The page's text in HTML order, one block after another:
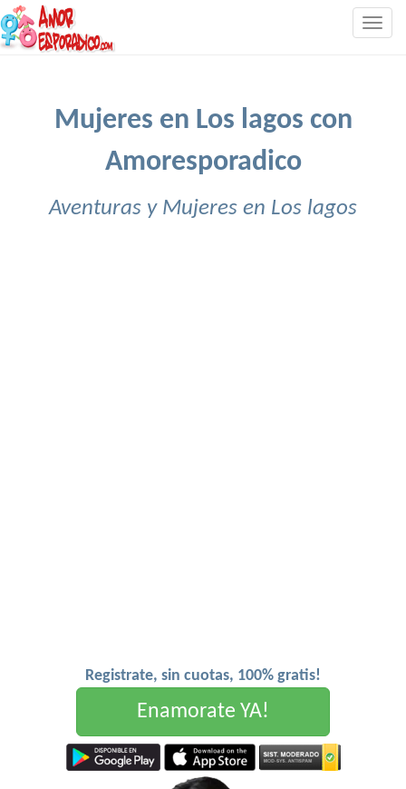
Mujeres en Los lagos con
Amoresporadico
Aventuras y Mujeres en Los lagos
Registrate, sin cuotas, 100% gratis!
Enamorate YA!